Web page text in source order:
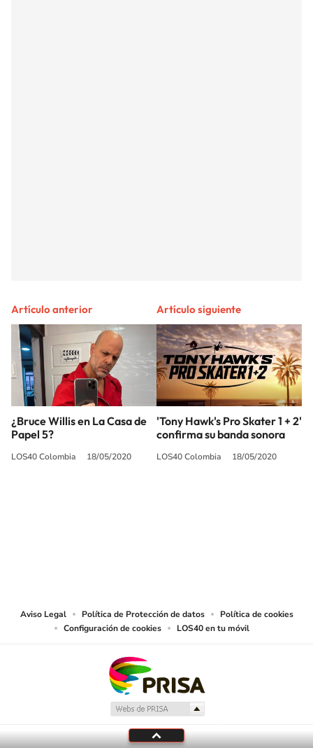
Artículo anterior
¿Bruce Willis en La Casa de
Papel 5?
LOS40 Colombia 18/05/2020
Artículo siguiente
'Tony Hawk's Pro Skater 1 + 2'
confirma su banda sonora
LOS40 Colombia 18/05/2020
Aviso Legal Política de Protección de datos
Política de cookies
Configuración de cookies
LOS40 en tu móvil